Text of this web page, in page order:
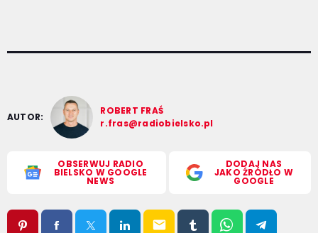
AUTOR:
ROBERT FRAŚ
r.fras@radiobielsko.pl
OBSERWUJ RADIO
BIELSKO W GOOGLE
NEWS
DODAJ NAS
JAKO ŹRÓDŁO W
GOOGLE
email